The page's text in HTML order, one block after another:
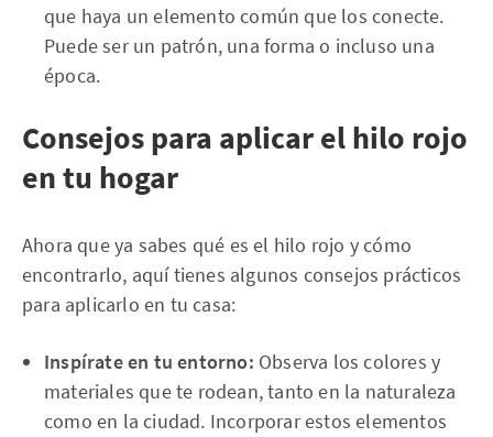
que haya un elemento común que los conecte.
Puede ser un patrón, una forma o incluso una
época.
Consejos para aplicar el hilo rojo
en tu hogar
Ahora que ya sabes qué es el hilo rojo y cómo
encontrarlo, aquí tienes algunos consejos prácticos
para aplicarlo en tu casa:
Inspírate en tu entorno: Observa los colores y
materiales que te rodean, tanto en la naturaleza
como en la ciudad. Incorporar estos elementos